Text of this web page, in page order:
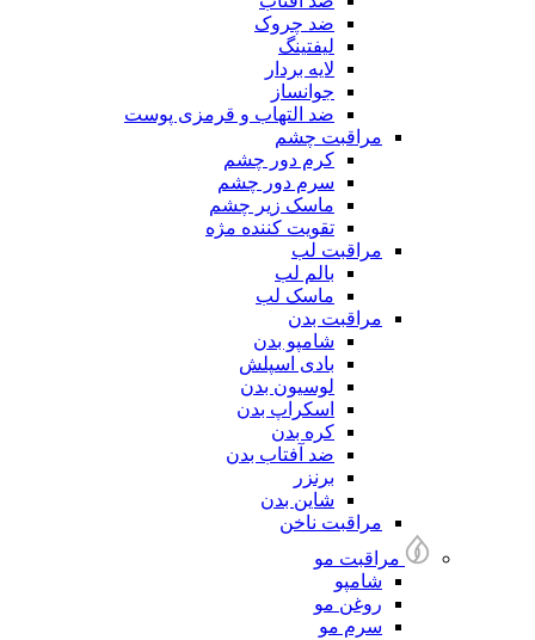
ضد چروک
لیفتینگ
لایه بردار
جوانساز
ضد التهاب و قرمزی پوست
مراقبت چشم
کرم دور چشم
سرم دور چشم
ماسک زیر چشم
تقویت کننده مژه
مراقبت لب
بالم لب
ماسک لب
مراقبت بدن
شامپو بدن
بادی اسپلش
لوسیون بدن
اسکراپ بدن
کره بدن
ضد آفتاب بدن
برنزر
شاین بدن
مراقبت ناخن
مراقبت مو
شامپو
روغن مو
سرم مو